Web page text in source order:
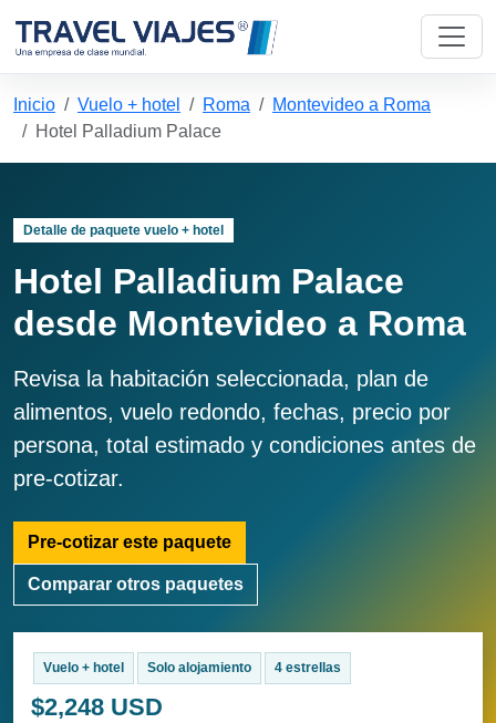
Inicio Vuelo + hotel Roma
Montevideo a Roma
Hotel Palladium Palace
Detalle de paquete vuelo + hotel
Hotel Palladium Palace
desde Montevideo a Roma
Revisa la habitación seleccionada, plan de
alimentos, vuelo redondo, fechas, precio por
persona, total estimado y condiciones antes de
pre-cotizar.
Pre-cotizar este paquete
Comparar otros paquetes
Vuelo + hotel Solo alojamiento 4 estrellas
$2,248 USD